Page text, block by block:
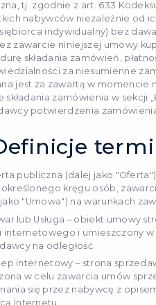
Niniejsza
sprzedaży
publiczna, tj.
wszystkich
Poprzez
procedurę
uważana jest
stronie
sprzedawcy
1.
1.1. Oferta